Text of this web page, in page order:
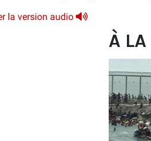
la version audio
À LA